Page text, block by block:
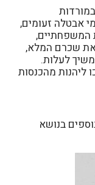
אבטלה זעומים,
המשפחתיים,
את שכרם המלא,
לעלות.
ליהנות מהכנסות
בנושא